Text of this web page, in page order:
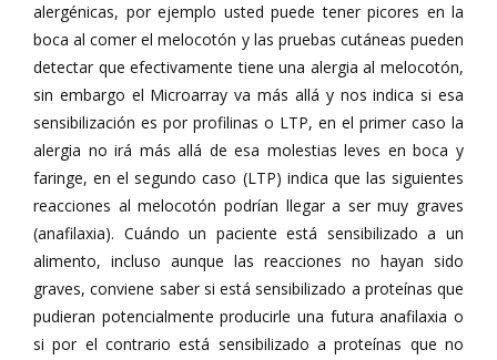
alergénicas, por ejemplo usted puede tener picores en la
boca al comer el melocotón y las pruebas cutáneas pueden
detectar que efectivamente tiene una alergia al melocotón,
sin embargo el Microarray va más allá y nos indica si esa
sensibilización es por profilinas o LTP, en el primer caso la
alergia no irá más allá de esa molestias leves en boca y
faringe, en el segundo caso (LTP) indica que las siguientes
reacciones al melocotón podrían llegar a ser muy graves
(anafilaxia). Cuándo un paciente está sensibilizado a un
alimento, incluso aunque las reacciones no hayan sido
graves, conviene saber si está sensibilizado a proteínas que
pudieran potencialmente producirle una futura anafilaxia o
si por el contrario está sensibilizado a proteínas que no